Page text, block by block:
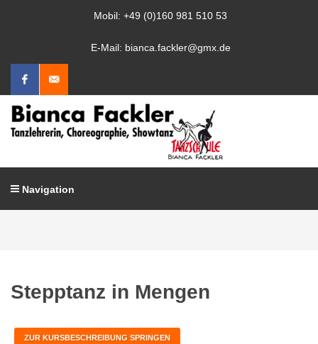
Mobil: +49 (0)160 981 510 53
E-Mail: bianca.fackler@gmx.de
Facebook
Mail
schreiben
Navigation
Stepptanz in Mengen
ZUR KURSBESCHREIBUNG SPRINGEN